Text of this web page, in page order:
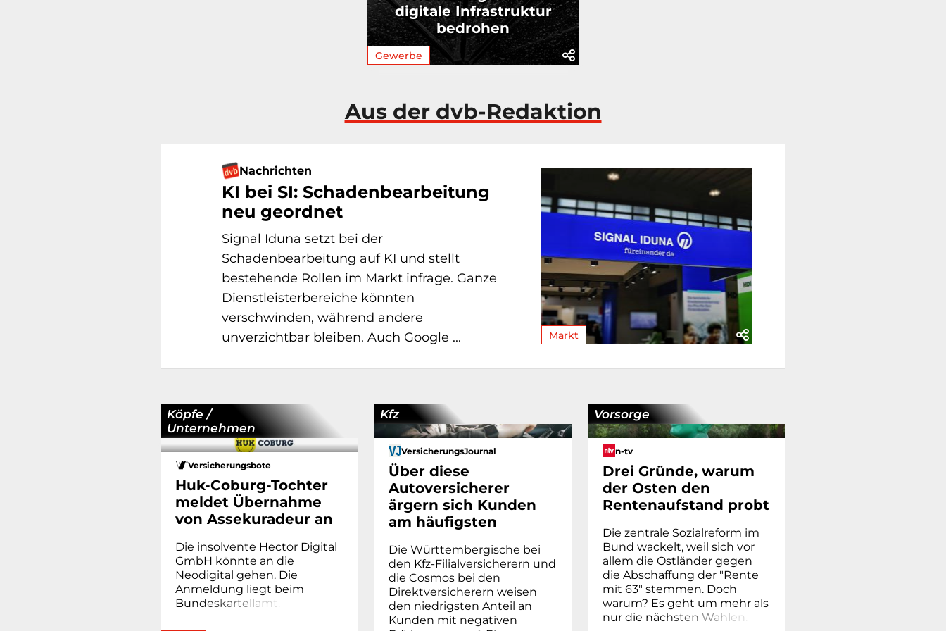
digitale Infrastruktur
bedrohen
Gewerbe
Aus der dvb-Redaktion
Markt
Nachrichten
KI bei SI: Schadenbearbeitung
neu geordnet
Signal Iduna setzt bei der
Schadenbearbeitung auf KI und stellt
bestehende Rollen im Markt infrage. Ganze
Dienstleisterbereiche könnten
verschwinden, während andere
unverzichtbar bleiben. Auch Google ...
Köpfe /
Unternehmen
Versicherungsbote
Huk-Coburg-Tochter
meldet Übernahme
von Assekuradeur an
Die insolvente Hector Digital
GmbH könnte an die
Neodigital gehen. Die
Anmeldung liegt beim
Bundeskartellamt
Kfz
VersicherungsJournal
Über diese
Autoversicherer
ärgern sich Kunden
am häufigsten
Die Württembergische bei
den Kfz-Filialversicherern und
die Cosmos bei den
Direktversicherern weisen
den niedrigsten Anteil an
Kunden mit negativen
Vorsorge
n-tv
Drei Gründe, warum
der Osten den
Rentenaufstand probt
Die zentrale Sozialreform im
Bund wackelt, weil sich vor
allem die Ostländer gegen
die Abschaffung der "Rente
mit 63" stemmen. Doch
warum? Es geht um mehr als
nur die nächsten Wahlen